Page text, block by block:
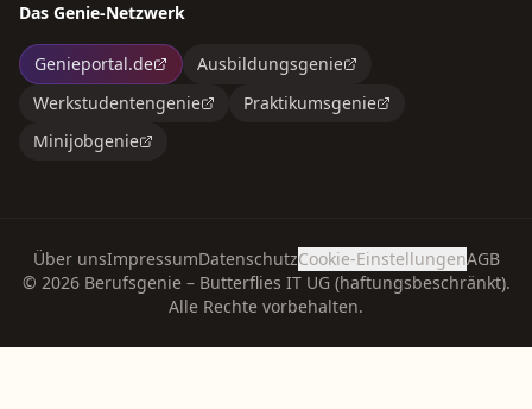
Das Genie-Netzwerk
Genieportal.de
Ausbildungsgenie
Werkstudentengenie
Praktikumsgenie
Minijobgenie
Über unsImpressumDatenschutzCookie-EinstellungenAGB
© 2026Berufsgenie – Butterflies IT UG (haftungsbeschränkt).
Alle Rechte vorbehalten.